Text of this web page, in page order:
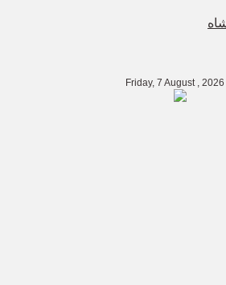
Friday, 7 August , 2026